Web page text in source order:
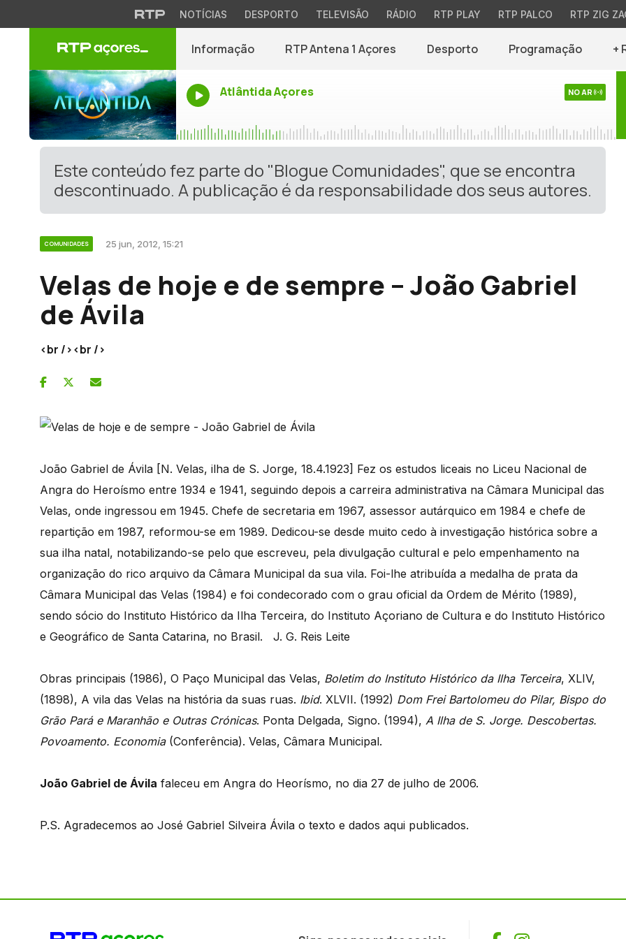
NOTÍCIAS DESPORTO TELEVISÃO RÁDIO RTP PLAY RTP PALCO RTP ZIG
Informação RTP Antena 1 Açores Desporto Programação +
Atlântida Açores NO AR
Este conteúdo fez parte do "Blogue Comunidades", que se encontra
descontinuado. A publicação é da responsabilidade dos seus autores.
COMUNIDADES 25 jun, 2012, 15:21
Velas de hoje e de sempre – João Gabriel
de Ávila
<br /><br />
João Gabriel de Ávila [N. Velas, ilha de S. Jorge, 18.4.1923] Fez os estudos liceais no Liceu Nacional de
Angra do Heroísmo entre 1934 e 1941, seguindo depois a carreira administrativa na Câmara Municipal das
Velas, onde ingressou em 1945. Chefe de secretaria em 1967, assessor autárquico em 1984 e chefe de
repartição em 1987, reformou-se em 1989. Dedicou-se desde muito cedo à investigação histórica sobre a
sua ilha natal, notabilizando-se pelo que escreveu, pela divulgação cultural e pelo empenhamento na
organização do rico arquivo da Câmara Municipal da sua vila. Foi-lhe atribuída a medalha de prata da
Câmara Municipal das Velas (1984) e foi condecorado com o grau oficial da Ordem de Mérito (1989),
sendo sócio do Instituto Histórico da Ilha Terceira, do Instituto Açoriano de Cultura e do Instituto Histórico
e Geográfico de Santa Catarina, no Brasil. J. G. Reis Leite
Obras principais (1986), O Paço Municipal das Velas, Boletim do Instituto Histórico da Ilha Terceira, XLIV,
(1898), A vila das Velas na história da suas ruas. Ibid. XLVII. (1992) Dom Frei Bartolomeu do Pilar, Bispo do
Grão Pará e Maranhão e Outras Crónicas. Ponta Delgada, Signo. (1994), A Ilha de S. Jorge. Descobertas.
Povoamento. Economia(Conferência). Velas, Câmara Municipal.
João Gabriel de Ávila faleceu em Angra do Heorísmo, no dia 27 de julho de 2006.
P.S. Agradecemos ao José Gabriel Silveira Ávila o texto e dados aqui publicados.